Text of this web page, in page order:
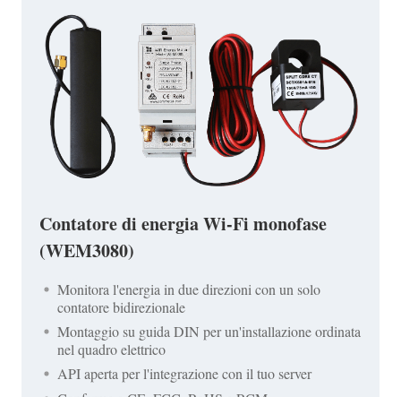
Contatore di energia Wi-Fi monofase
(WEM3080)
Monitora l'energia in due direzioni con un solo
contatore bidirezionale
Montaggio su guida DIN per un'installazione ordinata
nel quadro elettrico
API aperta per l'integrazione con il tuo server